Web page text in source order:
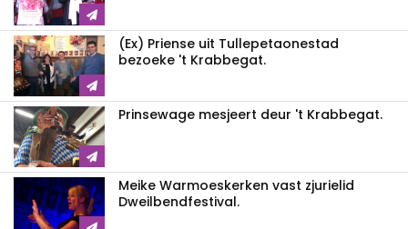
(Ex) Priense uit Tullepetaonestad
bezoeke 't Krabbegat.
Prinsewage mesjeert deur 't Krabbegat.
Meike Warmoeskerken vast zjurielid
Dweilbendfestival.